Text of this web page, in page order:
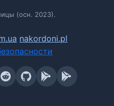
(осн. 2023).
nakordoni.pl